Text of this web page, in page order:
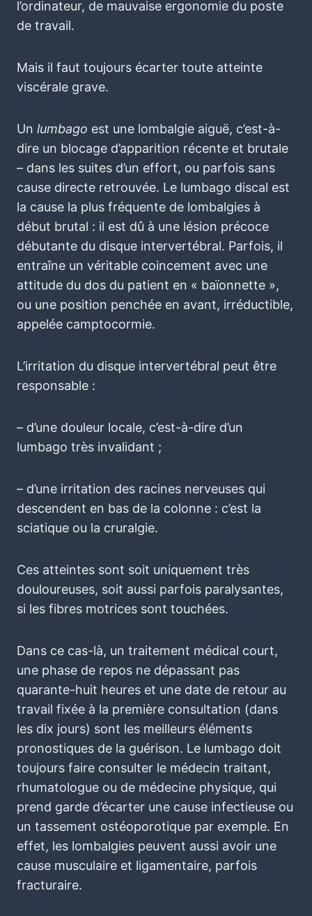
l’ordinateur, de mauvaise ergonomie du poste
de travail.
Mais il faut toujours écarter toute atteinte
viscérale grave.
Un lumbago est une lombalgie aiguë, c’est-à-
dire un blocage d’apparition récente et brutale
– dans les suites d’un effort, ou parfois sans
cause directe retrouvée. Le lumbago discal est
la cause la plus fréquente de lombalgies à
début brutal : il est dû à une lésion précoce
débutante du disque intervertébral. Parfois, il
entraîne un véritable coincement avec une
attitude du dos du patient en « baïonnette »,
ou une position penchée en avant, irréductible,
appelée camptocormie.
L’irritation du disque intervertébral peut être
responsable :
– d’une douleur locale, c’est-à-dire d’un
lumbago très invalidant ;
– d’une irritation des racines nerveuses qui
descendent en bas de la colonne : c’est la
sciatique ou la cruralgie.
Ces atteintes sont soit uniquement très
douloureuses, soit aussi parfois paralysantes,
si les fibres motrices sont touchées.
Dans ce cas-là, un traitement médical court,
une phase de repos ne dépassant pas
quarante-huit heures et une date de retour au
travail fixée à la première consultation (dans
les dix jours) sont les meilleurs éléments
pronostiques de la guérison. Le lumbago doit
toujours faire consulter le médecin traitant,
rhumatologue ou de médecine physique, qui
prend garde d’écarter une cause infectieuse ou
un tassement ostéoporotique par exemple. En
effet, les lombalgies peuvent aussi avoir une
cause musculaire et ligamentaire, parfois
fracturaire.